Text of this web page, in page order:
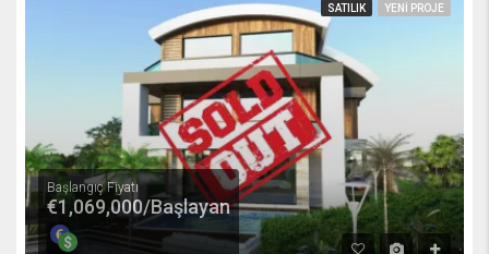
SATILIK YENI PROJE
Başlangıç Fiyatı
€1,069,000/Başlayan